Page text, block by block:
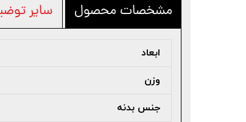
مشخصات محصول سایر
ابعاد
وزن
جنس بدنه